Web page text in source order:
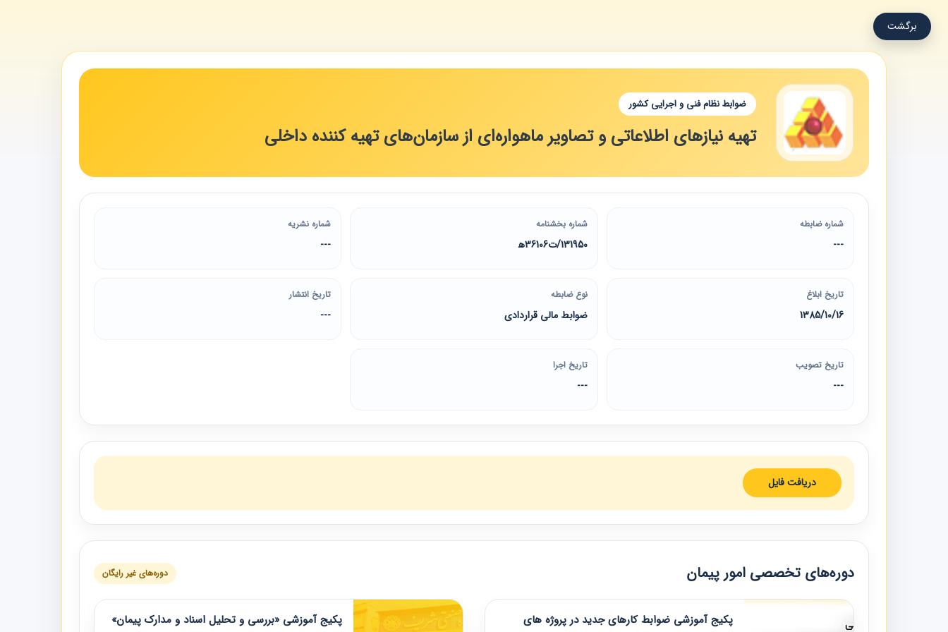
برگشت
ضوابط نظام فنی و اجرایی کشور
تهیه نیازهای اطلاعاتی و تصاویر ماهواره‌ای از سازمان‌های تهیه کننده داخلی
شماره ضابطه
---
شماره بخشنامه
131950/ت36106ه‍
شماره نشریه
---
تاریخ ابلاغ
1385/10/16
نوع ضابطه
ضوابط مالی قراردادی
تاریخ انتشار
---
تاریخ تصویب
---
تاریخ اجرا
---
دریافت فایل
دوره‌های تخصصی امور پیمان دوره‌های غیر رایگان
پکیج آموزشی ضوابط کارهای جدید در پروژه های
پکیج آموزشی «بررسی و تحلیل اسناد و مدارک پیمان»